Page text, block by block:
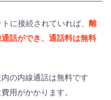
に接続されていれば、 離
話ができ、通話料は無料
の内線通話は無料です
用がかかります。